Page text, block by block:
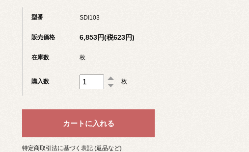
型番 SDI103
販売価格 6,853円(税623円)
在庫数 枚
購入数 枚
特定商取引法に基づく表記 (返品など)